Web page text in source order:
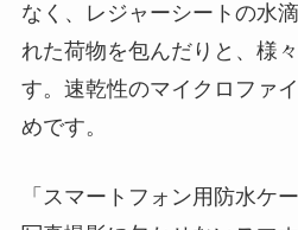
なく、レジャーシートの水
れた荷物を包んだりと、様
す。速乾性のマイクロファ
めです。
「スマートフォン用防水ケ